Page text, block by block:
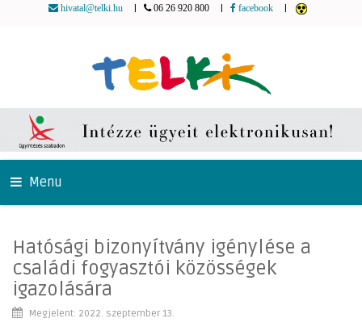
hivatal@telki.hu 06 26 920 800 facebook
Menu
Hatósági bizonyítvány igénylése a
családi fogyasztói közösségek
igazolására
Megjelent: 2022. szeptember 13.